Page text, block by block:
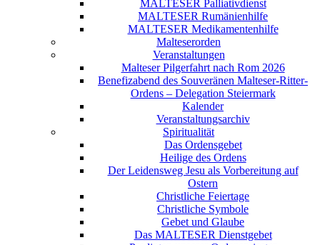
MALTESER Palliativdienst
MALTESER Rumänienhilfe
MALTESER Medikamentenhilfe
Malteserorden
Veranstaltungen
Malteser Pilgerfahrt nach Rom 2026
Benefizabend des Souveränen Malteser-Ritter-
Ordens – Delegation Steiermark
Kalender
Veranstaltungsarchiv
Spiritualität
Das Ordensgebet
Heilige des Ordens
Der Leidensweg Jesu als Vorbereitung auf
Ostern
Christliche Feiertage
Christliche Symbole
Gebet und Glaube
Das MALTESER Dienstgebet